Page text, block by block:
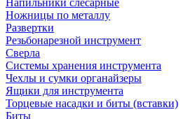
Напильники слесарные
Ножницы по металлу
Развертки
Резьбонарезной инструмент
Сверла
Системы хранения инструмента
Чехлы и сумки органайзеры
Ящики для инструмента
Торцевые насадки и биты (вставки)
Биты